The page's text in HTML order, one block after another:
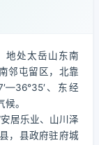
地处太岳山东南
邻屯留区，北靠
、东经
。
居乐业、山川泽
，县政府驻府城